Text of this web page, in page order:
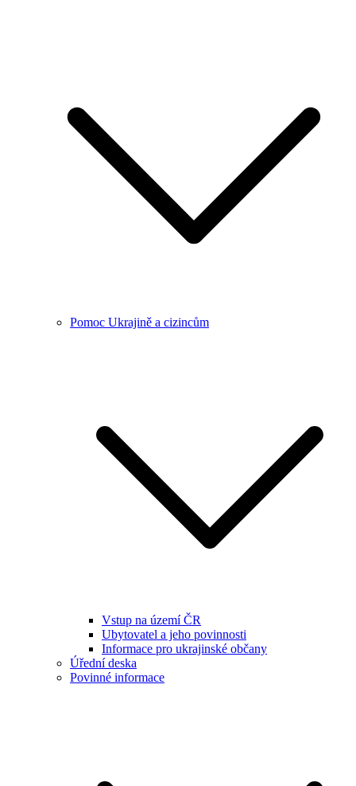
Pomoc Ukrajině a cizincům
Vstup na území ČR
Ubytovatel a jeho povinnosti
Informace pro ukrajinské občany
Úřední deska
Povinné informace